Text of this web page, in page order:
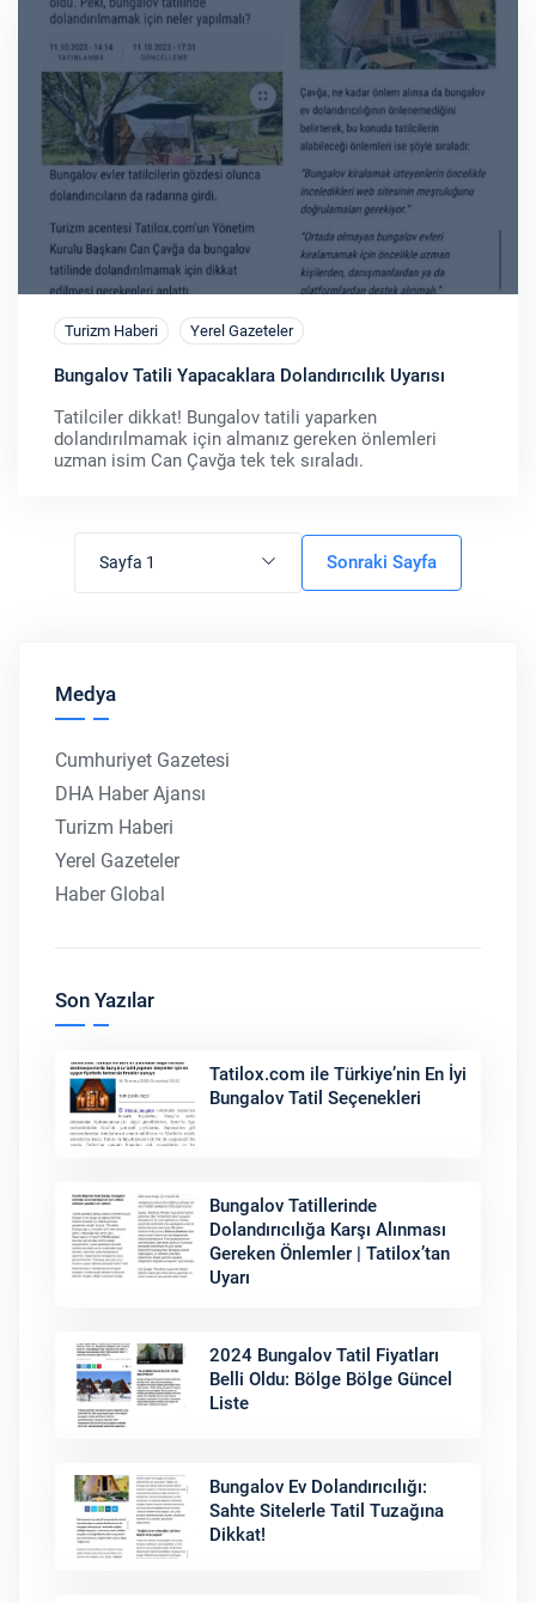
Turizm Haberi Yerel Gazeteler
Bungalov Tatili Yapacaklara Dolandırıcılık Uyarısı
Tatilciler dikkat! Bungalov tatili yaparken
dolandırılmamak için almanız gereken önlemleri
uzman isim Can Çavğa tek tek sıraladı.
Sayfa 1 Sonraki Sayfa
Medya
Cumhuriyet Gazetesi
DHA Haber Ajansı
Turizm Haberi
Yerel Gazeteler
Haber Global
Son Yazılar
Tatilox.com ile Türkiye’nin En İyi
Bungalov Tatil Seçenekleri
Bungalov Tatillerinde
Dolandırıcılığa Karşı Alınması
Gereken Önlemler | Tatilox’tan
Uyarı
2024 Bungalov Tatil Fiyatları
Belli Oldu: Bölge Bölge Güncel
Liste
Bungalov Ev Dolandırıcılığı:
Sahte Sitelerle Tatil Tuzağına
Dikkat!